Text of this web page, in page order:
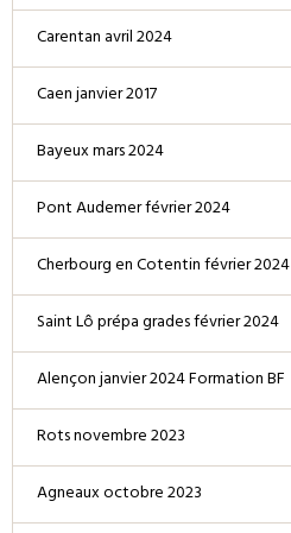
Carentan avril 2024
Caen janvier 2017
Bayeux mars 2024
Pont Audemer février 2024
Cherbourg en Cotentin février 2024
Saint Lô prépa grades février 2024
Alençon janvier 2024 Formation BF
Rots novembre 2023
Agneaux octobre 2023